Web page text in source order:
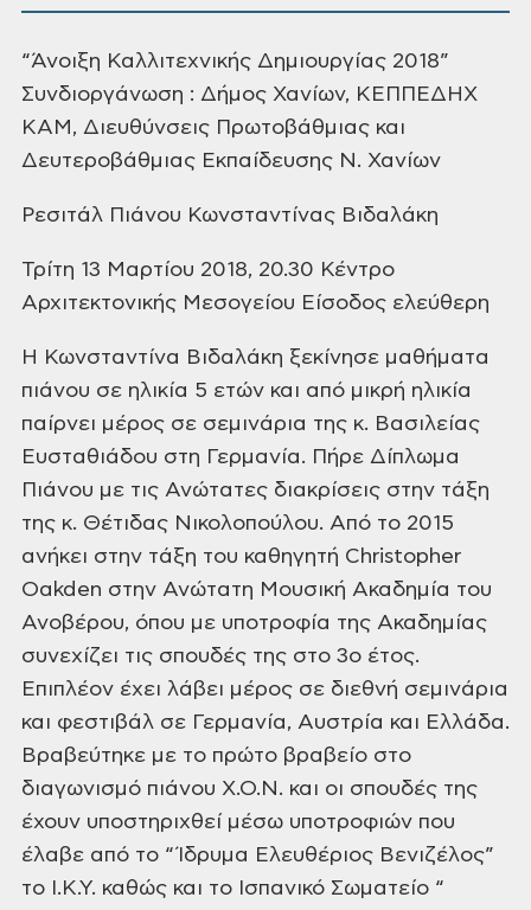
“Άνοιξη Καλλιτεχνικής Δημιουργίας 2018”
Συνδιοργάνωση : Δήμος Χανίων, ΚΕΠΠΕΔΗΧ
ΚΑΜ, Διευθύνσεις Πρωτοβάθμιας και
Δευτεροβάθμιας Εκπαίδευσης Ν. Χανίων
Ρεσιτάλ Πιάνου Κωνσταντίνας Βιδαλάκη
Τρίτη 13 Μαρτίου 2018, 20.30 Κέντρο
Αρχιτεκτονικής Μεσογείου Είσοδος ελεύθερη
Η Κωνσταντίνα Βιδαλάκη ξεκίνησε μαθήματα
πιάνου σε ηλικία 5 ετών και από μικρή ηλικία
παίρνει μέρος σε σεμινάρια της κ. Βασιλείας
Ευσταθιάδου στη Γερμανία. Πήρε Δίπλωμα
Πιάνου με τις Ανώτατες διακρίσεις στην τάξη
της κ. Θέτιδας Νικολοπούλου. Από το 2015
ανήκει στην τάξη του καθηγητή Christopher
Oakden στην Ανώτατη Μουσική Ακαδημία του
Ανοβέρου, όπου με υποτροφία της Ακαδημίας
συνεχίζει τις σπουδές της στο 3ο έτος.
Επιπλέον έχει λάβει μέρος σε διεθνή σεμινάρια
και φεστιβάλ σε Γερμανία, Αυστρία και Ελλάδα.
Βραβεύτηκε με το πρώτο βραβείο στο
διαγωνισμό πιάνου Χ.Ο.Ν. και οι σπουδές της
έχουν υποστηριχθεί μέσω υποτροφιών που
έλαβε από το “Ίδρυμα Ελευθέριος Βενιζέλος”
το Ι.Κ.Υ. καθώς και το Ισπανικό Σωματείο “